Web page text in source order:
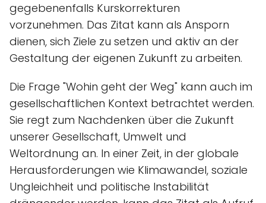
gegebenenfalls Kurskorrekturen
vorzunehmen. Das Zitat kann als Ansporn
dienen, sich Ziele zu setzen und aktiv an der
Gestaltung der eigenen Zukunft zu arbeiten.
Die Frage "Wohin geht der Weg" kann auch im
gesellschaftlichen Kontext betrachtet werden.
Sie regt zum Nachdenken über die Zukunft
unserer Gesellschaft, Umwelt und
Weltordnung an. In einer Zeit, in der globale
Herausforderungen wie Klimawandel, soziale
Ungleichheit und politische Instabilität